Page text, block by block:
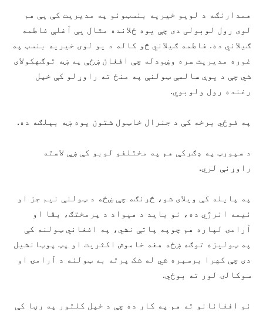
همدارنګه د لویو خیریه بنسټونو په مدیریت کې یې هم
لوی رول لوبولی دی چې یوه ځلانده مثال یې آغلې فاطمه
ګیلاني ده. فاطمه ګیلاني څو کاله د یو لوی خیریه بنسټ په
غوره مدیریت سره وښودله چې افغان ښځې په ښه توګهکولای
شي چې د یوې سالمې ټولنې په منځ ته راوړلو کې خپل
رغنده رول ولوبوي.
په فوځي برخه کې د جنرال خاټول شتون یوه ښه بېلګه ده.
د سپورټ په ډګرکې هم په مختلفو لوبو کې ښې لاسته
راوړنې لري.
په پایله کې ویلای شو، څرنګه چې ښځه د ټولنې نیم جز او
نیمه انرژي ده، نو باید د هیواد د پرمختګ، بقا او
آرامۍ لپاره هم چوپه پاتې نشي، په افغاني ټولنه کې
په ټولیزه توګه ښځه هغه خاموش اکثریت او پټ پوټانشیل
دی چې کهرا برسېره شي له شک پرته به ټولنه د آرامۍ او
سوکالۍ لور ته بوځي.
نو افغانانو ته هم په کار ده چې د خپل کلتور په رڼا کې